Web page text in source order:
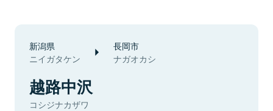
新潟県
ニイガタケン
長岡市
ナガオカシ
越路中沢
コシジナカザワ